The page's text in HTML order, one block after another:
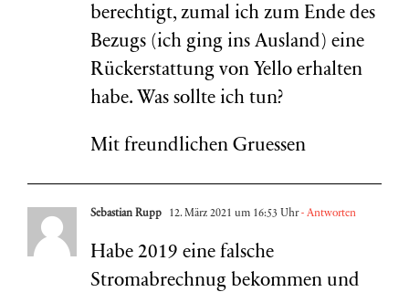
berechtigt, zumal ich zum Ende des
Bezugs (ich ging ins Ausland) eine
Rückerstattung von Yello erhalten
habe. Was sollte ich tun?
Mit freundlichen Gruessen
Sebastian Rupp 12. März 2021 um 16:53 Uhr- Antworten
Habe 2019 eine falsche
Stromabrechnug bekommen und